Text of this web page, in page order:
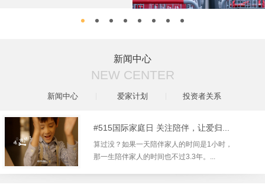
新闻中心
NEW CENTER
新闻中心 爱家计划 投资者关系
#515国际家庭日 关注陪伴，让爱归...
算过没？如果一天陪伴家人的时间是1小时，
那一生陪伴家人的时间也不过3.3年。...